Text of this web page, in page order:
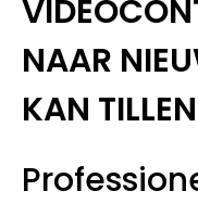
NAAR
KAN